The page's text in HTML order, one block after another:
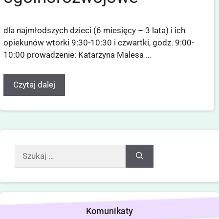
dla najmłodszych dzieci (6 miesięcy – 3 lata) i ich
opiekunów wtorki 9:30-10:30 i czwartki, godz. 9:00-
10:00 prowadzenie: Katarzyna Malesa …
Czytaj dalej
Komunikaty